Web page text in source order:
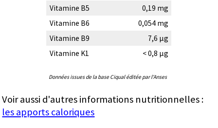
Vitamine B5
0,19 mg
Vitamine B6
0,054 mg
Vitamine B9
7,6 µg
Vitamine K1
< 0,8 µg
Données issues de la base Ciqual éditée par l'Anses
Voir aussi d'autres informations nutritionnelles :
les apports caloriques